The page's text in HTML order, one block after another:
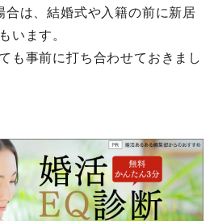
合は、結婚式や入籍の前に新居
います。
も事前に打ち合わせておきまし